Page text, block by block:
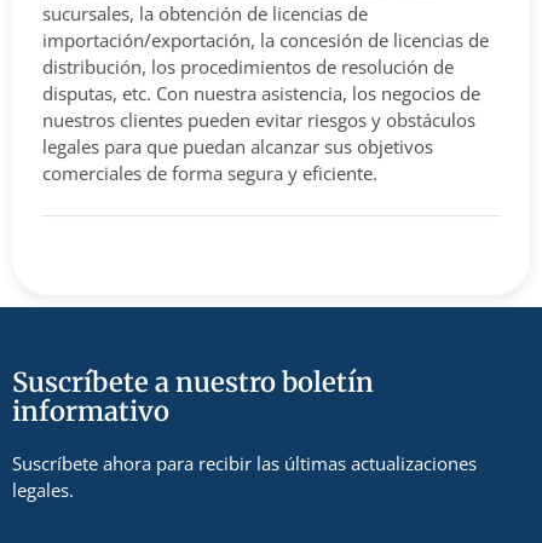
sucursales, la obtención de licencias de
importación/exportación, la concesión de licencias de
distribución, los procedimientos de resolución de
disputas, etc. Con nuestra asistencia, los negocios de
nuestros clientes pueden evitar riesgos y obstáculos
legales para que puedan alcanzar sus objetivos
comerciales de forma segura y eficiente.
Suscríbete a nuestro boletín
informativo
Suscríbete ahora para recibir las últimas actualizaciones
legales.